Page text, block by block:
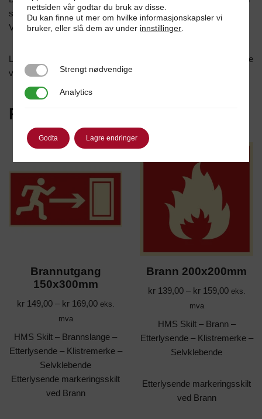
strømmen går vil skiltet lyse i mørket i en gitt periode.
Våre skilt produseres i folie av høy kvalitet.
Leveres i etterlysende skilt (2mm gobonplate) eller selvklebende
vinyl.
Relaterte produkter
Brannutgang
150x300mm
kr149,00 – kr169,00 eks.
mva
HMS Skilt – Brannslange –
Etterlysende – Klistremerke –
Selvklebende
Etterlysende markeringsskilt
ved Brann
Brann 200x200mm
kr139,00 – kr159,00 eks.
mva
HMS Skilt – Brann –
Etterlysende – Klistremerke –
Selvklebende
Etterlysende markeringsskilt
ved Brann
nettsiden vår godtar du bruk av disse.
Du kan finne ut mer om hvilke informasjonskapsler vi
bruker, eller slå dem av under innstillinger
Strengt nødvendige
Strengt nødvendige
Analytics Analytics
Godta Lagre endringer